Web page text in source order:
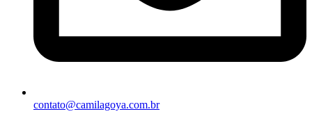
contato@camilagoya.com.br